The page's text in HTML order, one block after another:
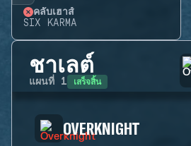
คลับเฮาส์
SIX KARMA
ชาเลต์
แผนที่ 1 เสร็จสิ้น
OVERKNIGHT